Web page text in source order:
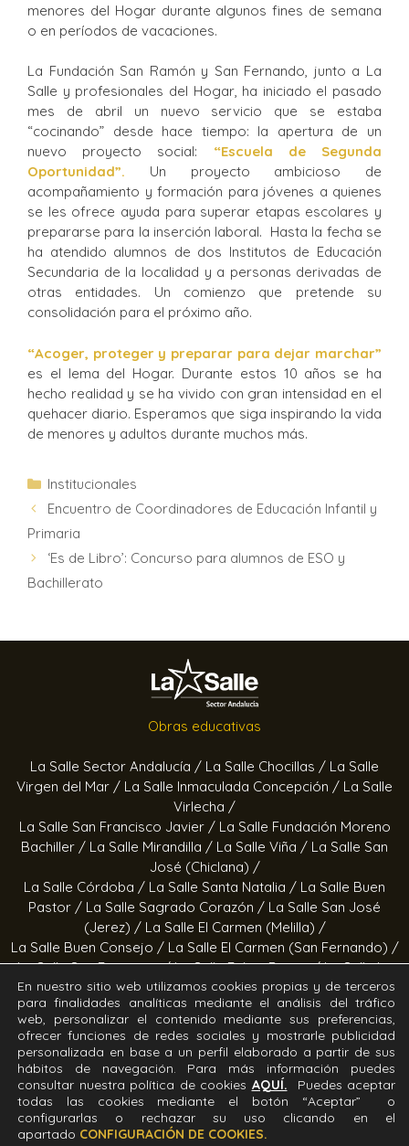
menores del Hogar durante algunos fines de semana
o en períodos de vacaciones.
La Fundación San Ramón y San Fernando, junto a La
Salle y profesionales del Hogar, ha iniciado el pasado
mes de abril un nuevo servicio que se estaba
“cocinando” desde hace tiempo: la apertura de un
nuevo proyecto social: “Escuela de Segunda
Oportunidad”. Un proyecto ambicioso de
acompañamiento y formación para jóvenes a quienes
se les ofrece ayuda para superar etapas escolares y
prepararse para la inserción laboral. Hasta la fecha se
ha atendido alumnos de dos Institutos de Educación
Secundaria de la localidad y a personas derivadas de
otras entidades. Un comienzo que pretende su
consolidación para el próximo año.
“Acoger, proteger y preparar para dejar marchar”
es el lema del Hogar. Durante estos 10 años se ha
hecho realidad y se ha vivido con gran intensidad en el
quehacer diario. Esperamos que siga inspirando la vida
de menores y adultos durante muchos más.
Institucionales
Encuentro de Coordinadores de Educación Infantil y
Primaria
‘Es de Libro’: Concurso para alumnos de ESO y
Bachillerato
Obras educativas
La Salle Sector Andalucía / La Salle Chocillas / La Salle
Virgen del Mar / La Salle Inmaculada Concepción / La Salle
Virlecha /
La Salle San Francisco Javier / La Salle Fundación Moreno
Bachiller / La Salle Mirandilla / La Salle Viña / La Salle San
José (Chiclana) /
La Salle Córdoba / La Salle Santa Natalia / La Salle Buen
Pastor / La Salle Sagrado Corazón / La Salle San José
(Jerez) / La Salle El Carmen (Melilla) /
La Salle Buen Consejo / La Salle El Carmen (San Fernando) /
La Salle San Francisco /La Salle Felipe Benito /La Salle La
Purísima
Obras socioeducativas
Estrella Azahara /Manos Abiertas /Hogar Jerez / Proyecto
Alfa /Hogar San Ramón y San Fernando /Calor en la Noche
Todos los derechos Reservados. Diseñado y desarrollado
En nuestro sitio web utilizamos cookies propias y de terceros
para finalidades analíticas mediante el análisis del tráfico
web, personalizar el contenido mediante sus preferencias,
ofrecer funciones de redes sociales y mostrarle publicidad
personalizada en base a un perfil elaborado a partir de sus
hábitos de navegación. Para más información puedes
consultar nuestra política de cookies AQUÍ.
Puedes aceptar
todas las cookies mediante el botón “Aceptar” o
configurarlas o rechazar su uso clicando en el
apartado CONFIGURACIÓN DE COOKIES.